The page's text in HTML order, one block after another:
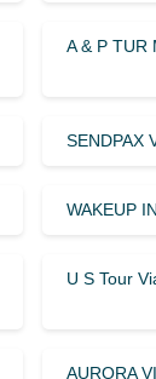
A & P TUR
SENDPAX
WAKEUP
U S Tour
AURORA